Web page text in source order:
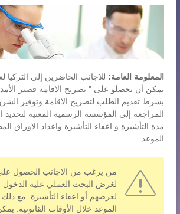
المعلومة العامة: للاجانب الحاضرين إلى
يمكن أن يحصلو على " تصريح الاقامة قصير
بشرط تقديم الطلب لتصريح الاقامة وتوفير
المراجعة إلى المؤسسة الرسمية المعنية لتحديد
مدة التأشيرة و اعفاء التأشيرة واعداد الاوراق
الموعد.
من يرغب من الاجانب الحصول
لغرض البحث العملي عليه الدخول
لغرضهم أو اعفاء التأشيرة. مع ذلك
الموعد خلال الأوقات القانونية.